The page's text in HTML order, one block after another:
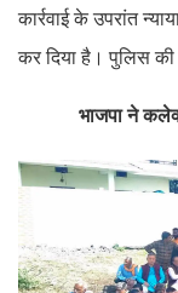
कार्रवाई के उपरांत
कर दिया है। पुलिस की
भाजपा ने